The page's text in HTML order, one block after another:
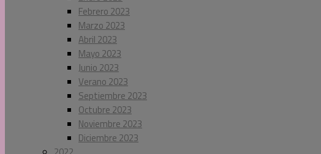
Febrero 2023
Marzo 2023
Abril 2023
Mayo 2023
Junio 2023
Verano 2023
Septiembre 2023
Octubre 2023
Noviembre 2023
Diciembre 2023